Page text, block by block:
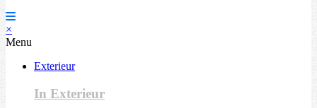
×
Menu
Exterieur
In Exterieur